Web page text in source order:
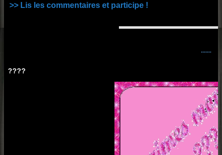
>> Lis les commentaires et participe !
.......
????